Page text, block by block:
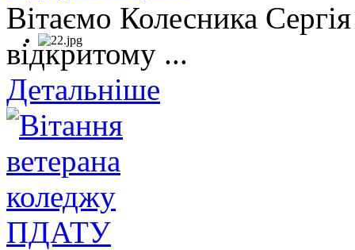
Вітаємо Колесника
відкритому ...
Детальніше